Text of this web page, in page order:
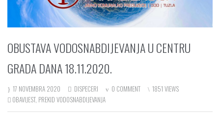
OBUSTAVA VODOSNABDIJEVANJA U CENTRU
GRADA DANA 18.11.2020.
17 NOVEMBRA 2020 DISPECERI 0 COMMENT
1851 VIEWS
OBAVIJEST, PREKID VODOSNABDIJEVANJA